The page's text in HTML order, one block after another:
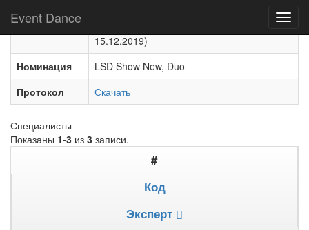
Event Dance
Мероприятие
15.12.2019)
Номинация
LSD Show New, Duo
Протокол
Скачать
Специалисты
Показаны 1-3 из 3 записи.
#
Код
Эксперт